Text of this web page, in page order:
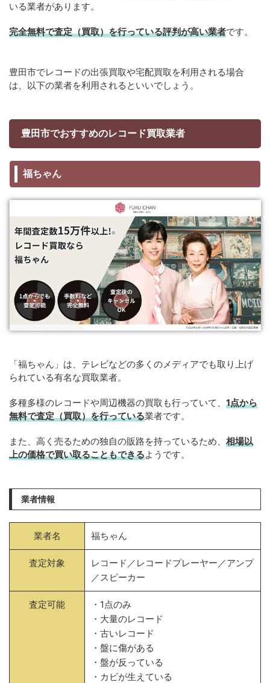
いる業者があります。
完全無料で査定（買取）を行っている評判が高い業者です。
豊田市でレコードの出張買取や宅配買取を利用される場合
は、以下の業者を利用されるといいでしょう。
豊田市でおすすめのレコード買取業者
福ちゃん
「福ちゃん」は、テレビなどの多くのメディアでも取り上げ
られている有名な買取業者。
多種多様のレコードや周辺機器の買取も行っていて、 1点から
無料で査定（買取）を行っている業者です。
また、高く売るための独自の販路を持っているため、 相場以
上の価格で買い取ることもできるようです。
業者情報
業者名 福ちゃん
査定対象
レコード／レコードプレーヤー／アンプ
／スピーカー
査定可能
・1点のみ
・大量のレコード
・古いレコード
・盤に傷がある
・盤が反っている
・カビが生えている